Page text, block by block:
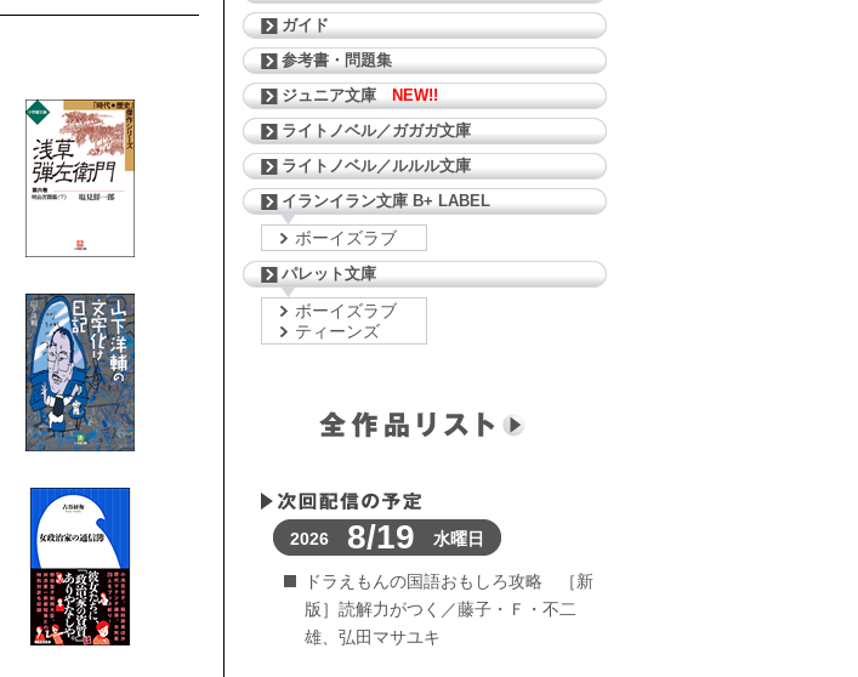
ガイド
参考書・問題集
ジュニア文庫
NEW!!
ライトノベル／ガガガ文庫
ライトノベル／ルルル文庫
イランイラン文庫 B+ LABEL
ボーイズラブ
パレット文庫
ボーイズラブ
ティーンズ
2026 8/19 水曜日
ドラえもんの国語おもしろ攻略 ［新
版］読解力がつく／藤子・Ｆ・不二
雄、弘田マサユキ